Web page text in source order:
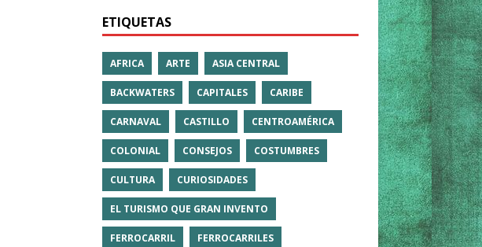
ETIQUETAS
AFRICA ARTE ASIA CENTRAL
BACKWATERS CAPITALES CARIBE
CARNAVAL CASTILLO CENTROAMÉRICA
COLONIAL CONSEJOS COSTUMBRES
CULTURA CURIOSIDADES
EL TURISMO QUE GRAN INVENTO
FERROCARRIL FERROCARRILES